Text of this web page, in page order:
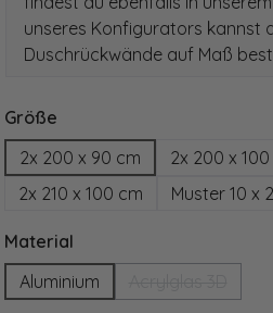
unseres Konfigurators kannst
Duschrückwände auf Maß
Größeauswählen
2x 200 x 90 cm
2x 200 x
2x 210 x 100 cm
Muster 10 x
Materialauswählen
Aluminium